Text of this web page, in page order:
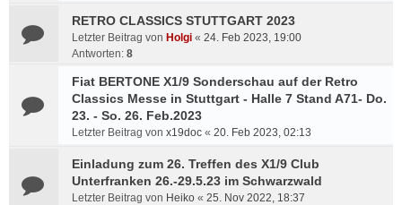
RETRO CLASSICS STUTTGART 2023
Letzter Beitrag von Holgi « 24. Feb 2023, 19:00
Antworten: 8
Fiat BERTONE X1/9 Sonderschau auf der Retro
Classics Messe in Stuttgart - Halle 7 Stand A71- Do.
23. - So. 26. Feb.2023
Letzter Beitrag von x19doc « 20. Feb 2023, 02:13
Einladung zum 26. Treffen des X1/9 Club
Unterfranken 26.-29.5.23 im Schwarzwald
Letzter Beitrag von Heiko « 25. Nov 2022, 18:37